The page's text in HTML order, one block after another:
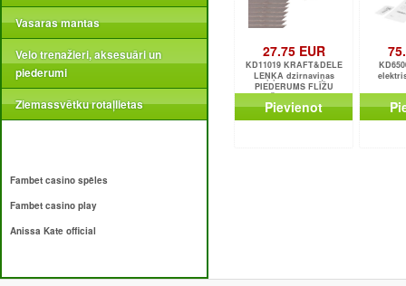
Vasaras mantas
Velo trenažieri, aksesuāri un
piederumi
Ziemassvētku rotaļlietas
Fambet casino spēles
Fambet casino play
Anissa Kate official
27.75 EUR
KD11019 KRAFT&DELE
LEŅĶA dzirnaviņas
PIEDERUMS FLĪŽU
GRIEŠANAI 45° Leņķī
Pievienot